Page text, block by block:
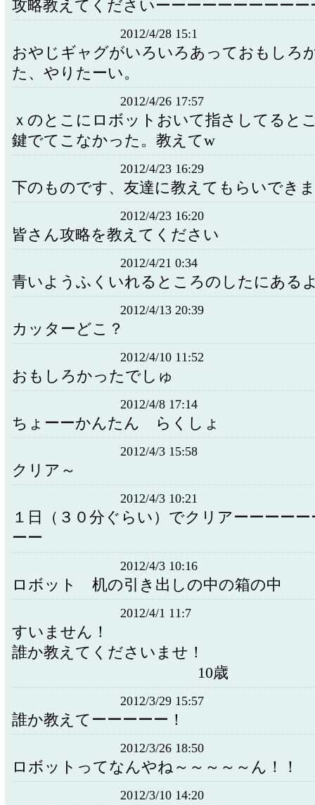
攻略教えてくださいーーーーーーーーーー
2012/4/28 15:1
おやじギャグがいろいろあっておもしろ
た、やりたーい。
2012/4/26 17:57
ｘのとこにロボットおいて指さしてると
鍵でてこなかった。教えてw
2012/4/23 16:29
下のものです、友達に教えてもらいでき
2012/4/23 16:20
皆さん攻略を教えてください
2012/4/21 0:34
青いようふくいれるところのしたにある
2012/4/13 20:39
カッターどこ？
2012/4/10 11:52
おもしろかったでしゅ
2012/4/8 17:14
ちょーーかんたん らくしょ
2012/4/3 15:58
クリア～
2012/4/3 10:21
１日（３０分ぐらい）でクリアーーーー
ーー
2012/4/3 10:16
ロボット 机の引き出しの中の箱の中
2012/4/1 11:7
すいません！
誰か教えてくださいませ！
10歳
2012/3/29 15:57
誰か教えてーーーーー！
2012/3/26 18:50
ロボットってなんやね～～～～～ん！！
2012/3/10 14:20